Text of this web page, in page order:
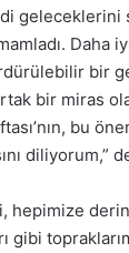
geleceklerini
Daha
bir
bir miras
bu
diliyorum,”
hepimize
gibi